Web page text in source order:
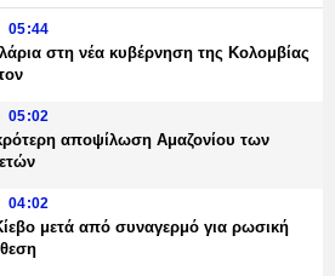
05:44
στη νέα κυβέρνηση της Κολομβίας
05:02
αποψίλωση Αμαζονίου των
04:02
μετά από συναγερμό για ρωσική